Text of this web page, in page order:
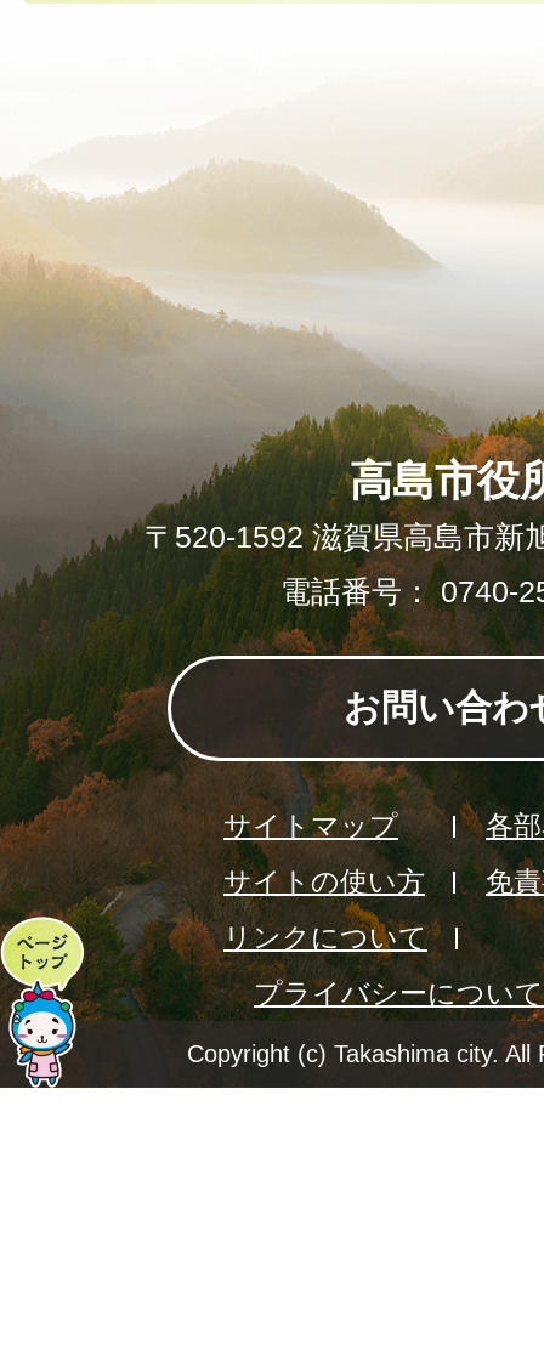
ペ
ー
ジ
高島市役
〒520-1592 滋賀県高島市新
電話番号： 0740-
お問い合わ
サイトマップ
各
サイトの使い方
免
リンクについて
プライバシーについて
Copyright (c) Takashima city. All